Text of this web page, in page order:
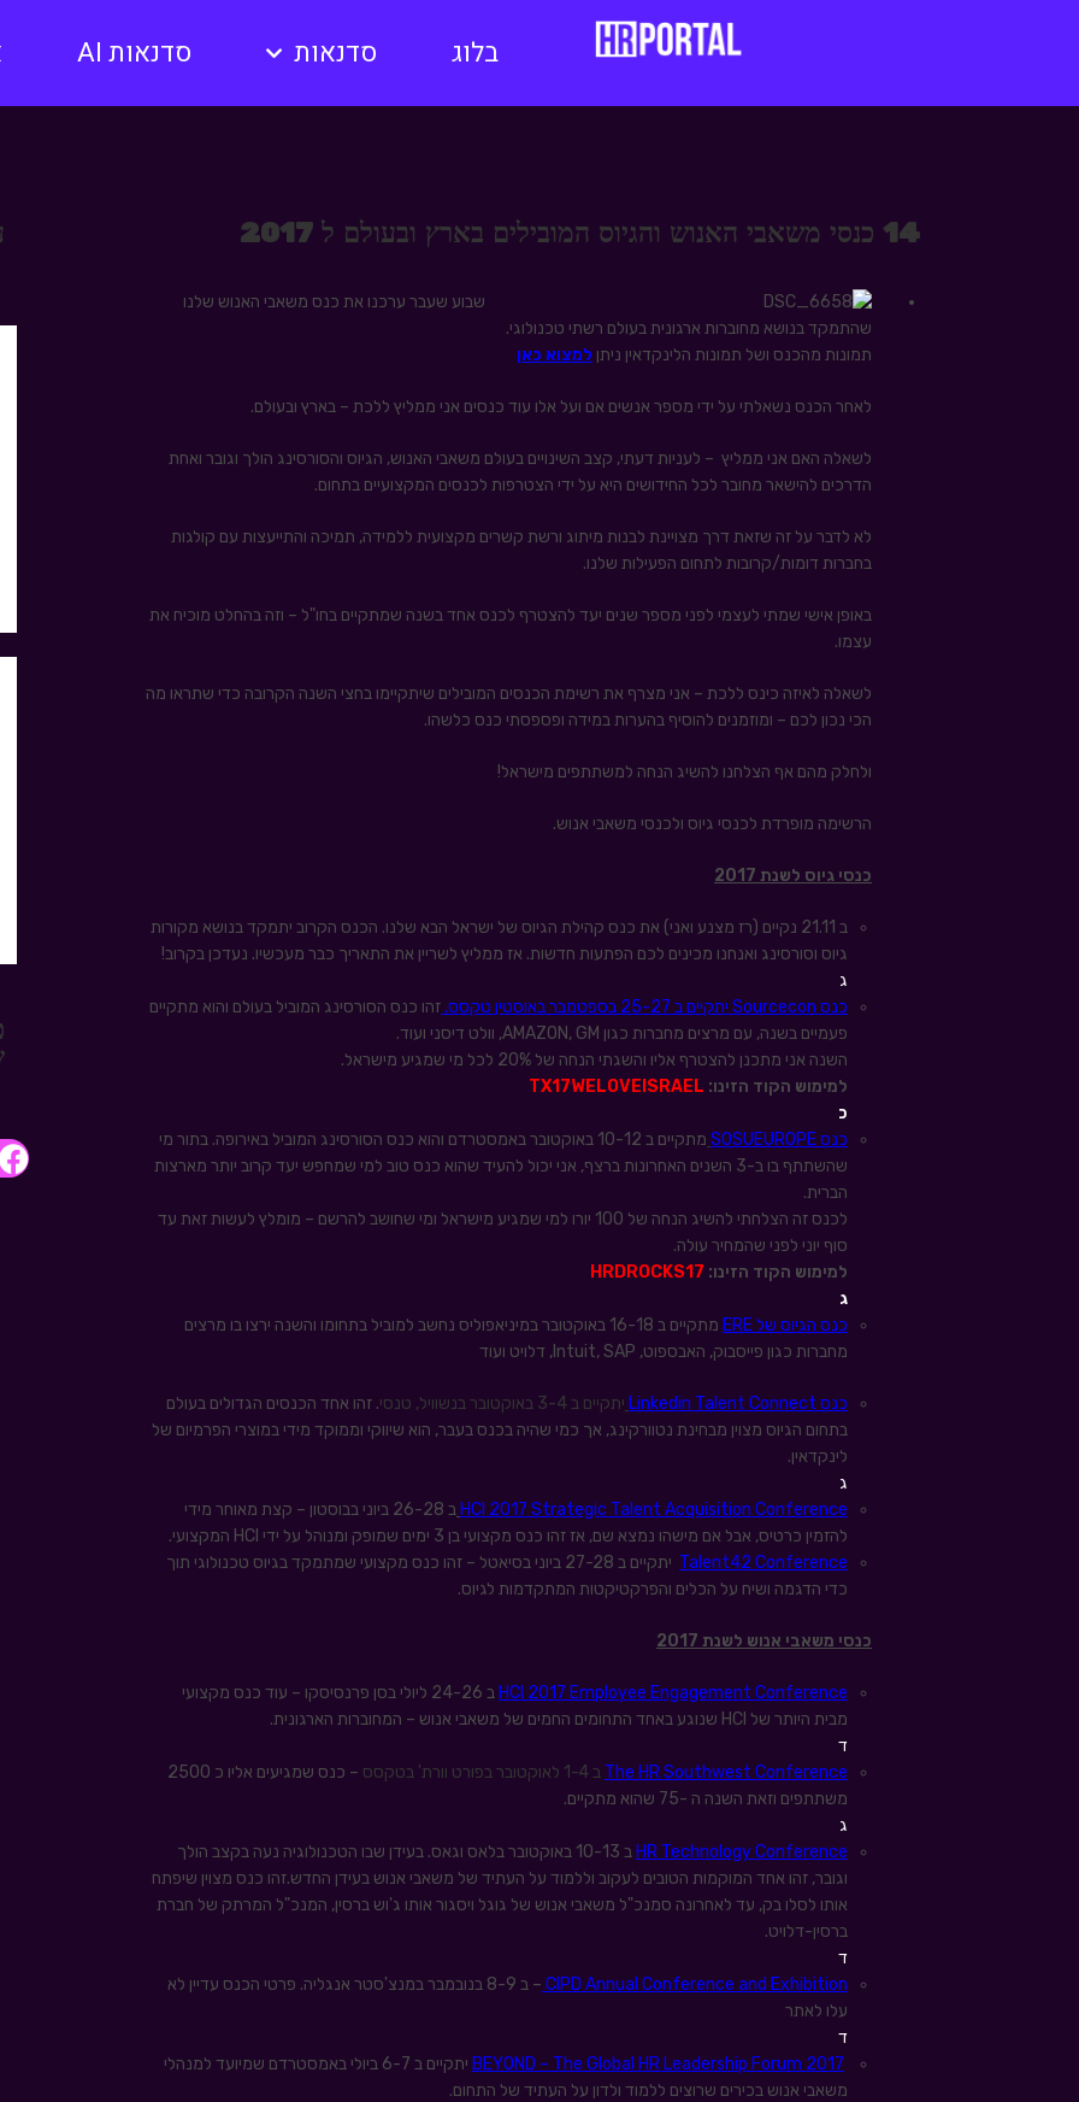
בלוג סדנאות סדנאות AI
14 כנסי משאבי האנוש והגיוס המובילים בארץ ובעולם ל 2017
שבוע שעבר ערכנו את כנס משאבי האנוש שלנו
שהתמקד בנושא מחוברות ארגונית בעולם רשתי טכנולוגי.
תמונות מהכנס ושל תמונות הלינקדאין ניתן למצוא כאן
לאחר הכנס נשאלתי על ידי מספר אנשים אם ועל אלו עוד כנסים אני ממליץ ללכת – בארץ ובעולם.
לשאלה האם אני ממליץ – לעניות דעתי, קצב השינויים בעולם משאבי האנוש, הגיוס והסורסינג הולך וגובר ואחת
הדרכים להישאר מחובר לכל החידושים היא על ידי הצטרפות לכנסים המקצועיים בתחום.
לא לדבר על זה שזאת דרך מצויינת לבנות מיתוג ורשת קשרים מקצועית ללמידה, תמיכה והתייעצות עם קולגות
בחברות דומות/קרובות לתחום הפעילות שלנו.
באופן אישי שמתי לעצמי לפני מספר שנים יעד להצטרף לכנס אחד בשנה שמתקיים בחו"ל – וזה בהחלט מוכיח את
עצמו.
לשאלה לאיזה כינס ללכת – אני מצרף את רשימת הכנסים המובילים שיתקיימו בחצי השנה הקרובה כדי שתראו מה
הכי נכון לכם – ומוזמנים להוסיף בהערות במידה ופספסתי כנס כלשהו.
ולחלק מהם אף הצלחנו להשיג הנחה למשתתפים מישראל!
הרשימה מופרדת לכנסי גיוס ולכנסי משאבי אנוש.
כנסי גיוס לשנת 2017
ב 21.11 נקיים (רז מצנע ואני) את כנס קהילת הגיוס של ישראל הבא שלנו. הכנס הקרוב יתמקד בנושא מקורות
גיוס וסורסינג ואנחנו מכינים לכם הפתעות חדשות. אז ממליץ לשריין את התאריך כבר מעכשיו. נעדכן בקרוב!
ג
כנס Sourcecon יתקיים ב 25-27 בספטמבר באוסטין טקסס.
זהו כנס הסורסינג המוביל בעולם והוא מתקיים
פעמיים בשנה, עם מרצים מחברות כגון AMAZON, GM, וולט דיסני ועוד.
השנה אני מתכנן להצטרף אליו והשגתי הנחה של 20% לכל מי שמגיע מישראל.
למימוש הקוד הזינו: TX17WELOVEISRAEL
כ
כנסSOSUEUROPE
מתקיים ב 10-12 באוקטובר באמסטרדם והוא כנס הסורסינג המוביל באירופה. בתור מי
שהשתתף בו ב-3 השנים האחרונות ברצף, אני יכול להעיד שהוא כנס טוב למי שמחפש יעד קרוב יותר מארצות
הברית.
לכנס זה הצלחתי להשיג הנחה של 100 יורו למי שמגיע מישראל ומי שחושב להרשם – מומלץ לעשות זאת עד
סוף יוני לפני שהמחיר עולה.
למימוש הקוד הזינו: HRDROCKS17
ג
כנס הגיוס של ERE
מתקיים ב 16-18 באוקטובר במיניאפוליס נחשב למוביל בתחומו והשנה ירצו בו מרצים
מחברות כגון פייסבוק, האבספוט, Intuit, SAP, דלויט ועוד
כנס Linkedin Talent Connect יתקיים ב 3-4 באוקטובר בנשוויל, טנסי
. זהו אחד הכנסים הגדולים בעולם
בתחום הגיוס מצוין מבחינת נטוורקינג, אך כמי שהיה בכנס בעבר, הוא שיווקי וממוקד מידי במוצרי הפרמיום של
לינקדאין.
ג
HCI 2017 Strategic Talent Acquisition Conference
ב 26-28 ביוני בבוסטון – קצת מאוחר מידי
להזמין כרטיס, אבל אם מישהו נמצא שם, אז זהו כנס מקצועי בן 3 ימים שמופק ומנוהל על ידי HCI המקצועי.
Talent42 Conference
יתקיים ב 27-28 ביוני בסיאטל – זהו כנס מקצועי שמתמקד בגיוס טכנולוגי תוך
כדי הדגמה ושיח על הכלים והפרקטיקטות המתקדמות לגיוס.
כנסי משאבי אנוש לשנת 2017
HCI 2017 Employee Engagement Conference
ב 24-26 ליולי בסן פרנסיסקו – עוד כנס מקצועי
מבית היותר של HCI שנוגע באחד התחומים החמים של משאבי אנוש – המחוברות הארגונית.
ד
The HR Southwest Conference ב 1-4 לאוקטובר בפורט וורת' בטקסס
– כנס שמגיעים אליו כ 2500
משתתפים וזאת השנה ה -75 שהוא מתקיים.
ג
HR Technology Conference
ב 10-13 באוקטובר בלאס וגאס. בעידן שבו הטכנולוגיה נעה בקצב הולך
וגובר, זהו אחד המוקמות הטובים לעקוב וללמוד על העתיד של משאבי אנוש בעידן החדש.זהו כנס מצוין שיפתח
אותו לסלו בק, עד לאחרונה סמנכ"ל משאבי אנוש של גוגל ויסגור אותו ג'וש ברסין, המנכ"ל המרתק של חברת
ברסין-דלויט.
ד
CIPD Annual Conference and Exhibition
– ב 8-9 בנובמבר במנצ'סטר אנגליה. פרטי הכנס עדיין לא
עלו לאתר
ד
BEYOND – The Global HR Leadership Forum 2017
יתקיים ב 6-7 ביולי באמסטרדם שמיועד למנהלי
משאבי אנוש בכירים שרוצים ללמוד ולדון על העתיד של התחום.